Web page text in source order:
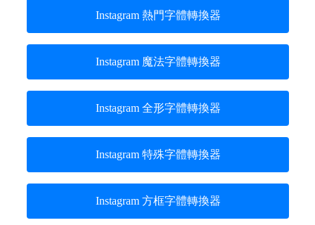
Instagram 熱門字體轉換器
Instagram 魔法字體轉換器
Instagram 全形字體轉換器
Instagram 特殊字體轉換器
Instagram 方框字體轉換器